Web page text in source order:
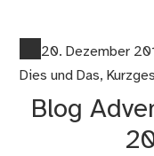
20. Dezember
Dies und Das,
Blog